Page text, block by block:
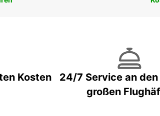
Kosten
24/7 Service an
großen